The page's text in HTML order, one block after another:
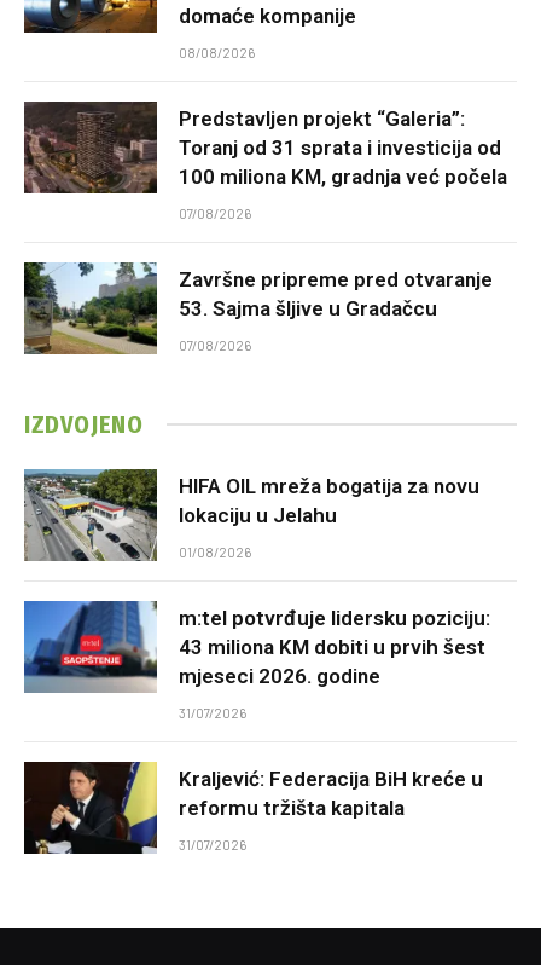
domaće kompanije
08/08/2026
Predstavljen projekt “Galeria”:
Toranj od 31 sprata i investicija od
100 miliona KM, gradnja već počela
07/08/2026
Završne pripreme pred otvaranje
53. Sajma šljive u Gradačcu
07/08/2026
IZDVOJENO
HIFA OIL mreža bogatija za novu
lokaciju u Jelahu
01/08/2026
m:tel potvrđuje lidersku poziciju:
43 miliona KM dobiti u prvih šest
mjeseci 2026. godine
31/07/2026
Kraljević: Federacija BiH kreće u
reformu tržišta kapitala
31/07/2026